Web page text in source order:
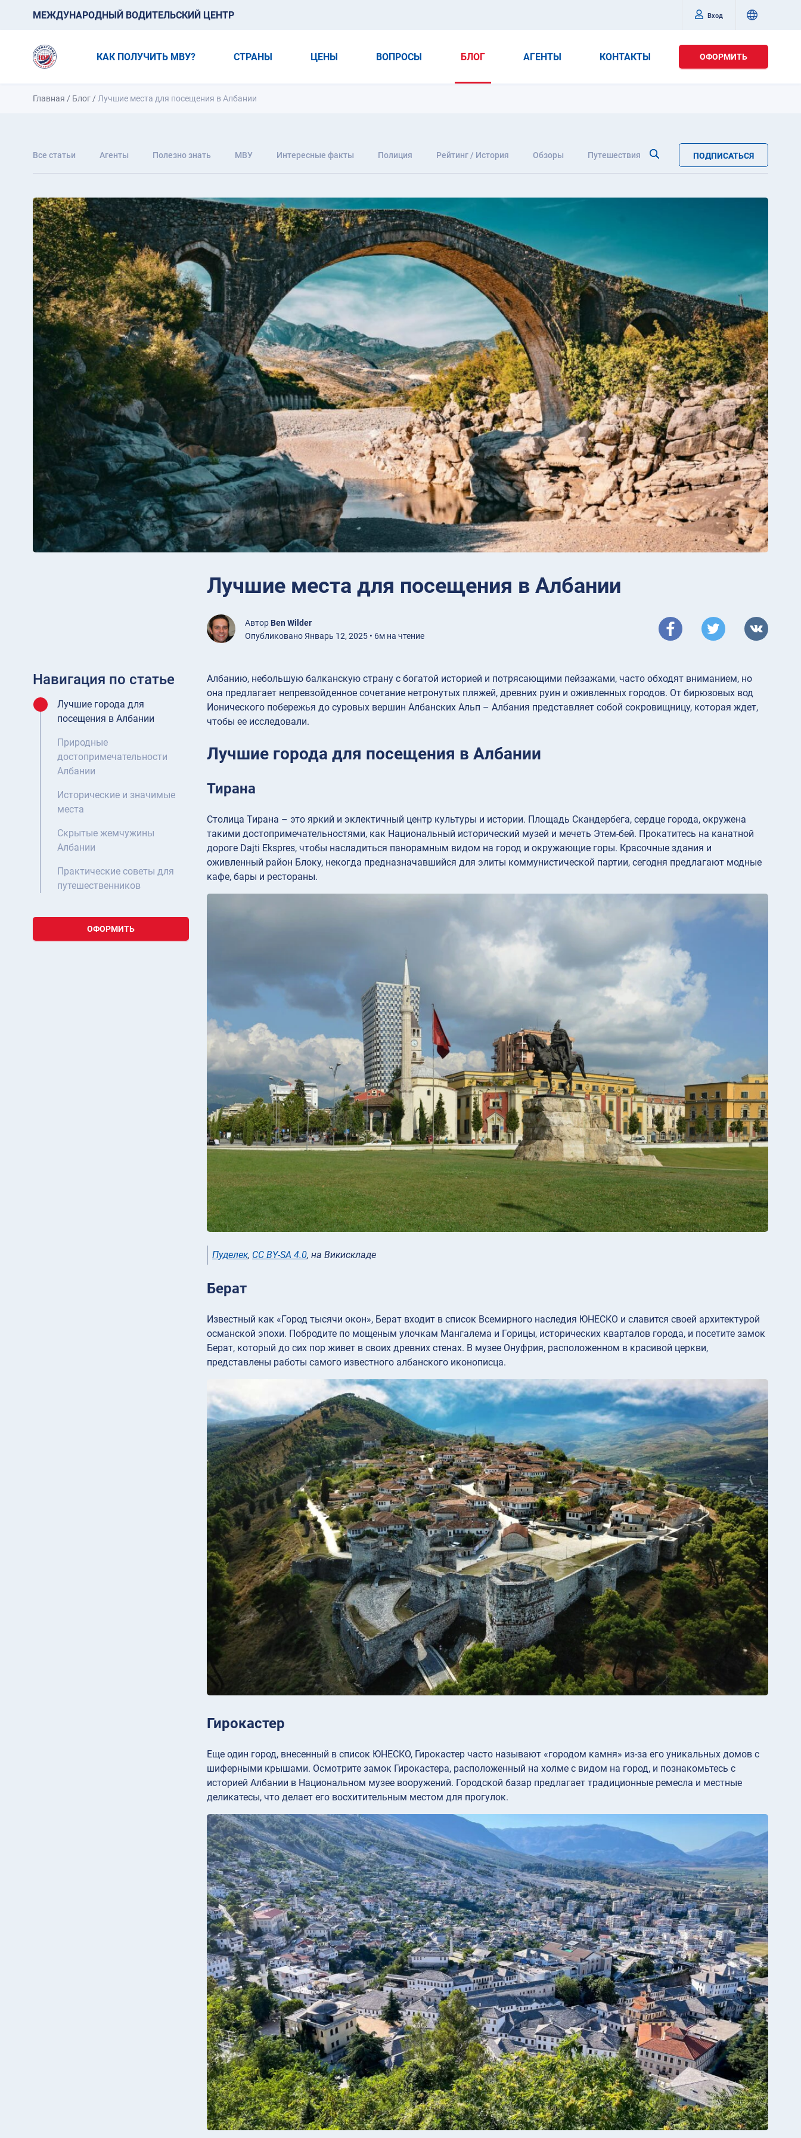
МЕЖДУНАРОДНЫЙ ВОДИТЕЛЬСКИЙ ЦЕНТР Вход
КАК ПОЛУЧИТЬ МВУ? СТРАНЫ ЦЕНЫ ВОПРОСЫ БЛОГ АГЕНТЫ КОНТАКТЫ ОФОРМИТЬ
Главная / Блог / Лучшие места для посещения в Албании
Все статьи Агенты Полезно знать МВУ Интересные факты Полиция Рейтинг / История Обзоры Путешествия ПОДПИСАТЬСЯ
Лучшие места для посещения в Албании
Автор Ben Wilder
Опубликовано Январь 12, 2025 • 6м на чтение
Навигация по статье
Лучшие города для
посещения в Албании
Природные
достопримечательности
Албании
Исторические и значимые
места
Скрытые жемчужины
Албании
Практические советы для
путешественников
ОФОРМИТЬ
Албанию, небольшую балканскую страну с богатой историей и потрясающими пейзажами, часто обходят вниманием, но
она предлагает непревзойденное сочетание нетронутых пляжей, древних руин и оживленных городов. От бирюзовых вод
Ионического побережья до суровых вершин Албанских Альп – Албания представляет собой сокровищницу, которая ждет,
чтобы ее исследовали.
Лучшие города для посещения в Албании
Тирана
Столица Тирана – это яркий и эклектичный центр культуры и истории. Площадь Скандербега, сердце города, окружена
такими достопримечательностями, как Национальный исторический музей и мечеть Этем-бей. Прокатитесь на канатной
дороге Dajti Ekspres, чтобы насладиться панорамным видом на город и окружающие горы. Красочные здания и
оживленный район Блоку, некогда предназначавшийся для элиты коммунистической партии, сегодня предлагают модные
кафе, бары и рестораны.
Пуделек, CC BY-SA 4.0, на Викискладе
Берат
Известный как «Город тысячи окон», Берат входит в список Всемирного наследия ЮНЕСКО и славится своей архитектурой
османской эпохи. Побродите по мощеным улочкам Мангалема и Горицы, исторических кварталов города, и посетите замок
Берат, который до сих пор живет в своих древних стенах. В музее Онуфрия, расположенном в красивой церкви,
представлены работы самого известного албанского иконописца.
Гирокастер
Еще один город, внесенный в список ЮНЕСКО, Гирокастер часто называют «городом камня» из-за его уникальных домов с
шиферными крышами. Осмотрите замок Гирокастера, расположенный на холме с видом на город, и познакомьтесь с
историей Албании в Национальном музее вооружений. Городской базар предлагает традиционные ремесла и местные
деликатесы, что делает его восхитительным местом для прогулок.